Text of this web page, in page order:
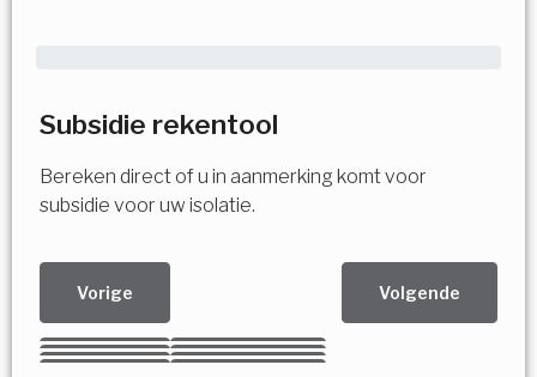
Subsidie rekentool
Bereken direct of u in aanmerking komt voor
subsidie voor uw isolatie.
Vorige Volgende
Kies uw Isolatiemaatregel
Vorige Volgende